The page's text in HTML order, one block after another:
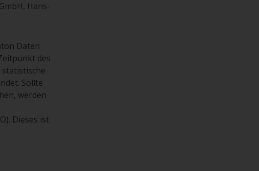
Hans-
Daten
des
Sollte
werden
Dieses ist